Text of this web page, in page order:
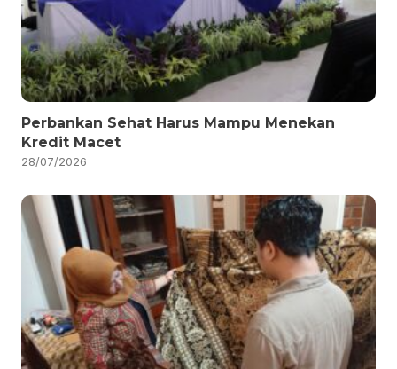
Perbankan Sehat Harus Mampu Menekan
Kredit Macet
28/07/2026